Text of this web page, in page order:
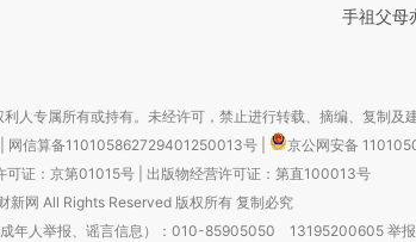
手祖父母
人专属所有或持有。未经许可，禁止进行转载、摘编、复制及
网信算备110105862729401250013号
京公网安备
可证：京第01015号| 出版物经营许可证：第直100013号
新网 All Rights Reserved 版权所有 复制必究
成年人举报、谣言信息）：010-85905050 13195200605 举